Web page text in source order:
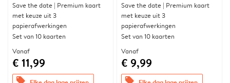
Save the date | Premium kaart
met keuze uit 3
papierafwerkingen
Set van 10 kaarten
Vanaf
€ 11,99
offers
Save the date | Premium kaart
met keuze uit 3
papierafwerkingen
Set van 10 kaarten
Vanaf
€ 9,99
offers